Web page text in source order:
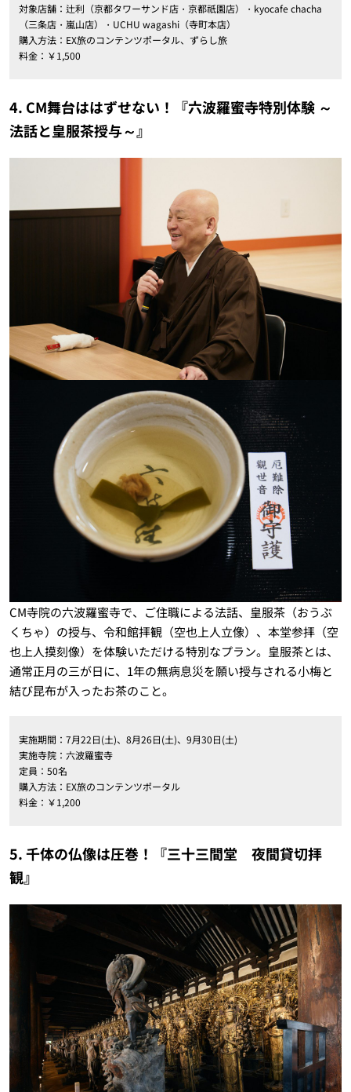
対象店舗：辻利（京都タワーサンド店・京都祇園店）・kyocafe chacha
（三条店・嵐山店）・UCHU wagashi（寺町本店）
購入方法：EX旅のコンテンツポータル、ずらし旅
料金：￥1,500
4. CM舞台ははずせない！『六波羅蜜寺特別体験 ～
法話と皇服茶授与～』
CM寺院の六波羅蜜寺で、ご住職による法話、皇服茶（おうぶ
くちゃ）の授与、令和館拝観（空也上人立像）、本堂参拝（空
也上人摸刻像）を体験いただける特別なプラン。皇服茶とは、
通常正月の三が日に、1年の無病息災を願い授与される小梅と
結び昆布が入ったお茶のこと。
実施期間：7月22日(土)、8月26日(土)、9月30日(土)
実施寺院：六波羅蜜寺
定員：50名
購入方法：EX旅のコンテンツポータル
料金：￥1,200
5. 千体の仏像は圧巻！『三十三間堂 夜間貸切拝
観』